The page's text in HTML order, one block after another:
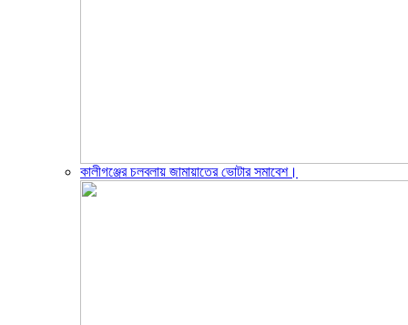
কালীগঞ্জের চলবলায় জামায়াতের ভোটার সমাবেশ।